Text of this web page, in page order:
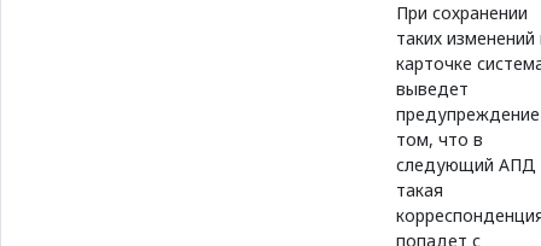
При сохранении
таких изменений
карточке
выведет
том, что в
следующий АПД
такая
попадет с